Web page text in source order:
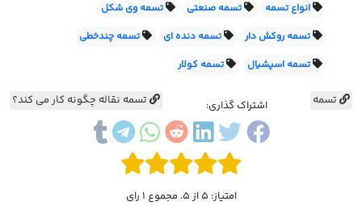
انواع تسمه تسمه صنعتی
تسمه وی شکل
تسمه روکش دار
تسمه دنده ای
تسمه چندخطی
تسمه اسپشیال
تسمه کولار
تسمه تسمه نقاله چگونه کار می کند؟ اشتراک گذاری:
امتیاز: 5 از 5. مجموع 1 رای